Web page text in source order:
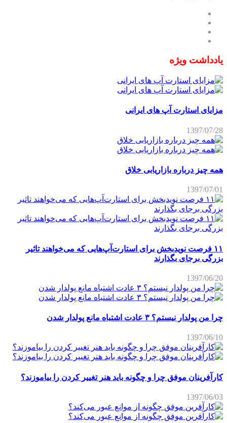
یادداشت ویژه
مزایای استارت آپ های ایرانی
1397/07/28
همه چیز درباره بازاریابی خلاق
1397/07/01
۱۱ فرصت نویدبخش برای استارت‌آپ‌هایی که می‌خواهند تاثیر
بزرگی برجای بگذارند
1397/06/20
چرا من پولدار نیستم؟ ۳ عادت اشتباه مانع پولدار شدن
1397/06/10
کارآفرینان موفق چرا و چگونه باید هنر تغییر کردن را بیاموزند؟
1397/06/03